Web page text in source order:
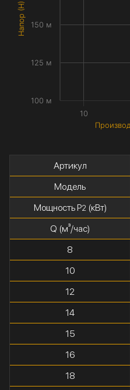
10
100 м
125 м
150 м
Артикул
Модель
Мощность P2(кВт)
Q (м³/час)
8
10
12
14
15
16
18